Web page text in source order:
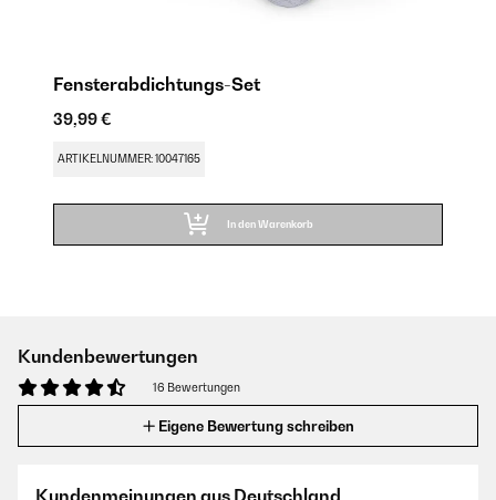
Fensterabdichtungs-Set
39,99 €
ARTIKELNUMMER: 10047165
In den Warenkorb
Kundenbewertungen
16 Bewertungen
Eigene Bewertung schreiben